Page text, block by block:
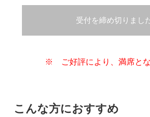
受付を締め切りまし
※ ご好評により、満席と
こんな方におすすめ